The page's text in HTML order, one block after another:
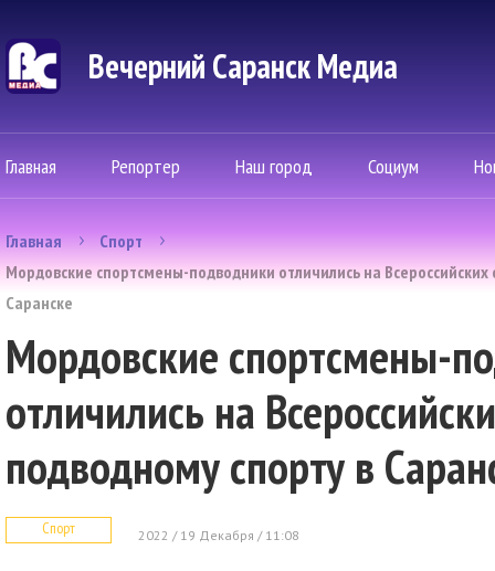
Вечерний Саранск Mедиа
Главная Репортер Наш город Социум
Главная
Спорт
Мордовские спортсмены-подводники отличились на
Саранске
Мордовские спортсмены-
отличились на
подводному спорту в
Спорт 2022 / 19 Декабря / 11:08